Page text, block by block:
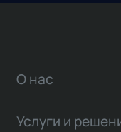
О нас
Услуги и